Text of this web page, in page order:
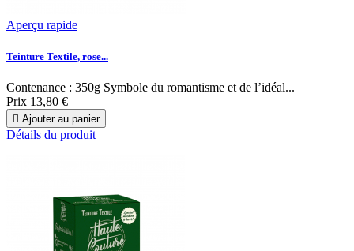
Aperçu rapide
Teinture Textile, rose...
Contenance : 350g Symbole du romantisme et de l’idéal...
Prix 13,80 €
 Ajouter au panier
Détails du produit